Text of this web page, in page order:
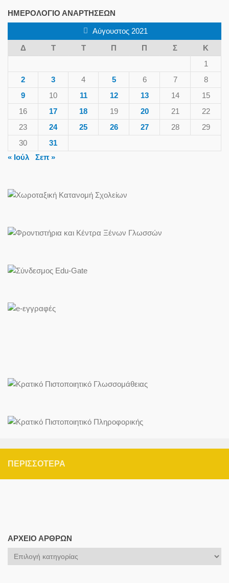
ΗΜΕΡΟΛΌΓΙΟ ΑΝΑΡΤΉΣΕΩΝ
Αύγουστος 2021
Δ
Τ Τ Π Π Σ
Κ
1
2
3 4 5 6 7
8
9
10 11 12 13 14
15
16
17 18 19 20 21
22
23
24 25 26 27 28
29
30
31
« Ιούλ
Σεπ »
ΠΕΡΙΣΣΌΤΕΡΑ
ΑΡΧΕΊΟ ΆΡΘΡΩΝ
Αρχείο
Άρθρων